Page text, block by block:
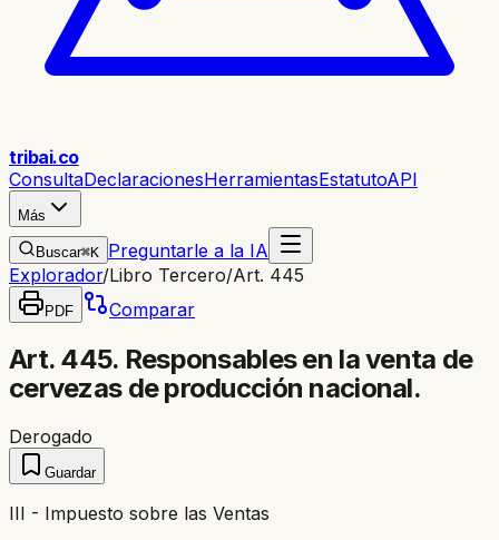
tribai.co
ConsultaDeclaracionesHerramientasEstatutoAPI
Más
Buscar⌘K Preguntarle a la IA
Explorador/Libro Tercero/Art. 445
PDF Comparar
Art. 445. Responsables en la venta de
cervezas de producción nacional.
Derogado
Guardar
III - Impuesto sobre las Ventas